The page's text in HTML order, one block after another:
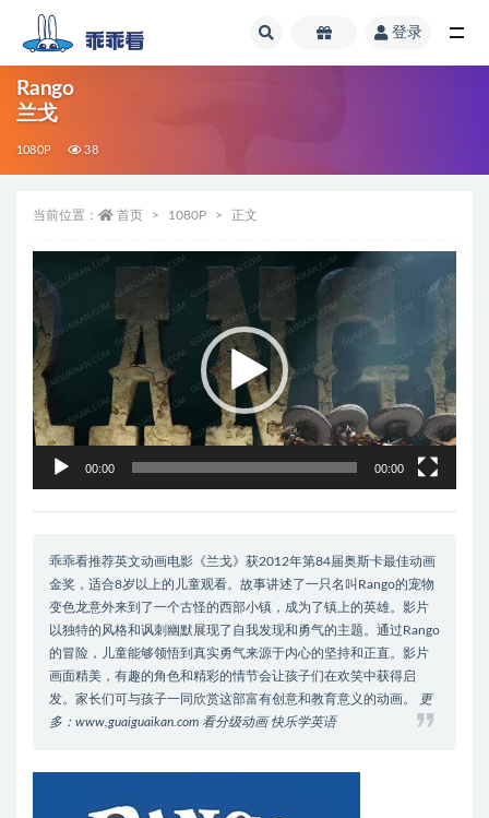
登录
Rango
兰戈
1080P 38
当前位置： 首页 1080P 正文
视
频
播
放
器
00:00 00:00
乖乖看推荐英文动画电影《兰戈》获2012年第84届奥斯卡最佳动画
金奖，适合8岁以上的儿童观看。故事讲述了一只名叫Rango的宠物
变色龙意外来到了一个古怪的西部小镇，成为了镇上的英雄。影片
以独特的风格和讽刺幽默展现了自我发现和勇气的主题。通过Rango
的冒险，儿童能够领悟到真实勇气来源于内心的坚持和正直。影片
画面精美，有趣的角色和精彩的情节会让孩子们在欢笑中获得启
发。家长们可与孩子一同欣赏这部富有创意和教育意义的动画。
更
多：www.guaiguaikan.com 看分级动画 快乐学英语